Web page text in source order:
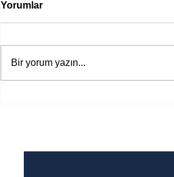
Yorumlar
Bir yorum yazın...